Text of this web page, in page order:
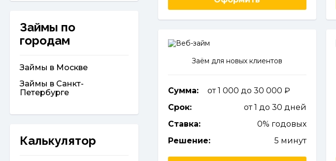
Займы по
городам
Займы в Москве
Займы в Санкт-
Петербурге
Калькулятор
Заём для новых клиентов
Сумма:
от 1 000 до 30 000
Срок:
от 1 до 30 дней
Ставка:
0% годовых
Решение:
5 минут